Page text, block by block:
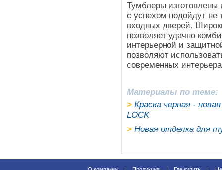
Тумблеры изготовлены
с успехом подойдут не
входных дверей.
позволяет удачно
интерьерной и
позволяют
современных
Материалы по теме:
> Краска черная -
LOCK
> Новая отделка для